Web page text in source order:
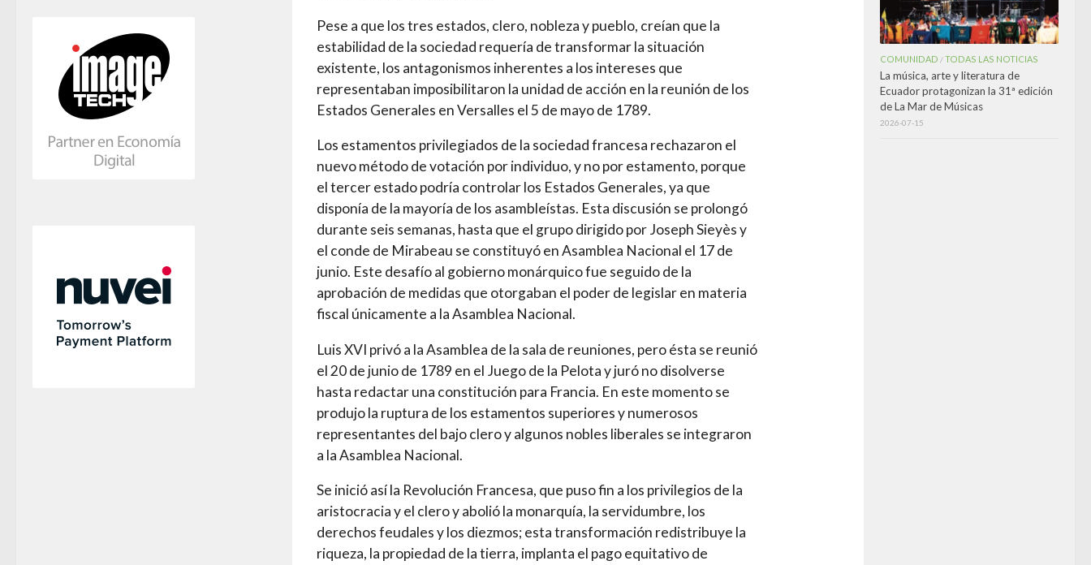
Pese a que los tres estados, clero, nobleza y pueblo, creían que la
estabilidad de la sociedad requería de transformar la situación
existente, los antagonismos inherentes a los intereses que
representaban imposibilitaron la unidad de acción en la reunión de los
Estados Generales en Versalles el 5 de mayo de 1789.
Los estamentos privilegiados de la sociedad francesa rechazaron el
nuevo método de votación por individuo, y no por estamento, porque
el tercer estado podría controlar los Estados Generales, ya que
disponía de la mayoría de los asambleístas. Esta discusión se prolongó
durante seis semanas, hasta que el grupo dirigido por Joseph Sieyès y
el conde de Mirabeau se constituyó en Asamblea Nacional el 17 de
junio. Este desafío al gobierno monárquico fue seguido de la
aprobación de medidas que otorgaban el poder de legislar en materia
fiscal únicamente a la Asamblea Nacional.
Luis XVI privó a la Asamblea de la sala de reuniones, pero ésta se reunió
el 20 de junio de 1789 en el Juego de la Pelota y juró no disolverse
hasta redactar una constitución para Francia. En este momento se
produjo la ruptura de los estamentos superiores y numerosos
representantes del bajo clero y algunos nobles liberales se integraron
a la Asamblea Nacional.
Se inició así la Revolución Francesa, que puso fin a los privilegios de la
aristocracia y el clero y abolió la monarquía, la servidumbre, los
derechos feudales y los diezmos; esta transformación redistribuye la
riqueza, la propiedad de la tierra, implanta el pago equitativo de
COMUNIDAD /TODAS LAS NOTICIAS
La música, arte y literatura de
Ecuador protagonizan la 31ª edición
de La Mar de Músicas
2026-07-15